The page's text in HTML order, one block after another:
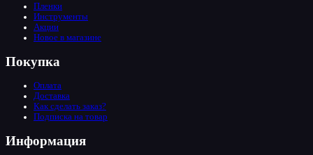
Пленки
Инструменты
Акции
Новое в магазине
Покупка
Оплата
Доставка
Как сделать заказ?
Подписка на товар
Информация